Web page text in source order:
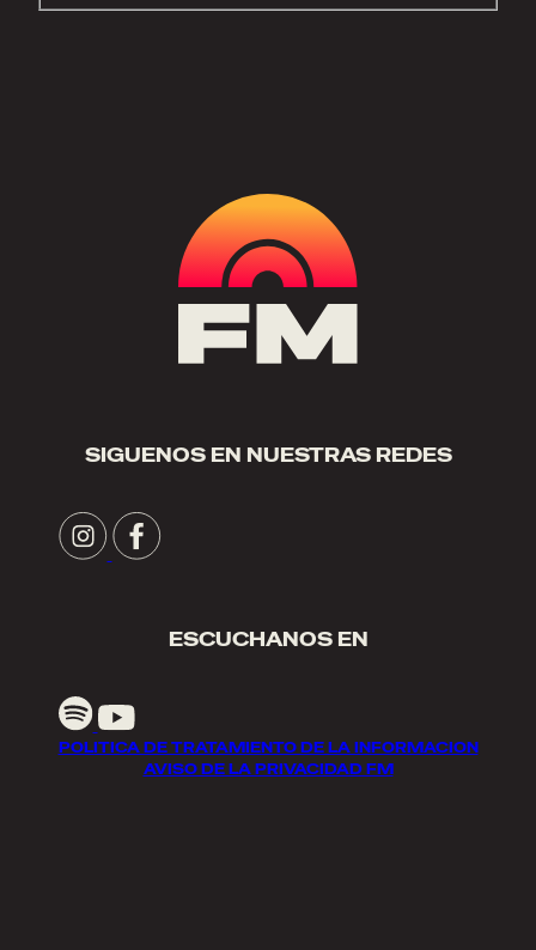
SIGUENOS EN NUESTRAS REDES
ESCUCHANOS EN
POLITICA DE TRATAMIENTO DE LA INFORMACION
AVISO DE LA PRIVACIDAD FM